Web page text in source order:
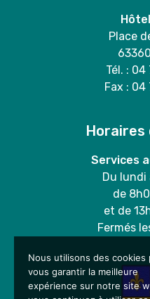
Place
Tél. : 04
Fax : 04
Horaires
Services
Du lundi
de
et de
Fermés
Nous utilisons des cookies
vous garantir la meilleure
expérience sur notre site